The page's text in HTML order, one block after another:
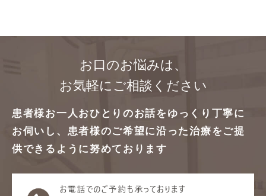
お口のお悩みは、
お気軽にご相談ください
患者様お一人おひとりのお話をゆっくり丁寧に
お伺いし、 患者様のご希望に沿った治療をご提
供できるように努めております